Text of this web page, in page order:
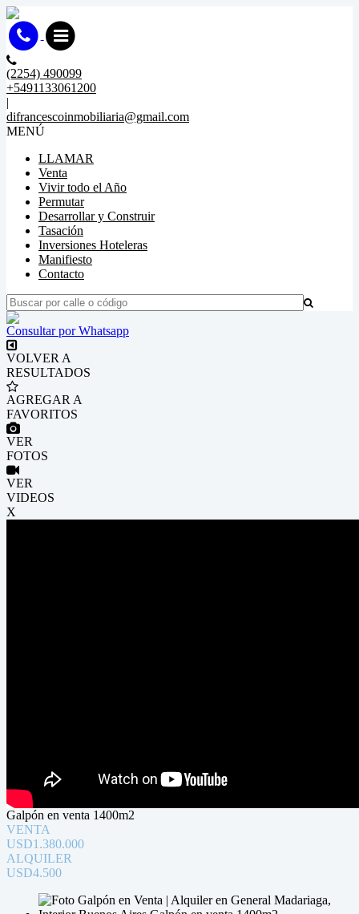
(2254) 490099
+5491133061200
|
difrancescoinmobiliaria@gmail.com
MENÚ
LLAMAR
Venta
Vivir todo el Año
Permutar
Desarrollar y Construir
Tasación
Inversiones Hoteleras
Manifiesto
Contacto
Consultar por Whatsapp
VOLVER A
RESULTADOS
AGREGAR A
FAVORITOS
VER
FOTOS
VER
VIDEOS
X
Galpón en venta 1400m2
VENTA
USD1.380.000
ALQUILER
USD4.500